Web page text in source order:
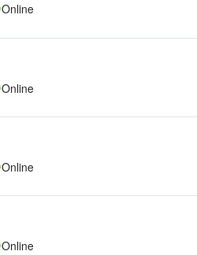
Online
Online
Online
Online